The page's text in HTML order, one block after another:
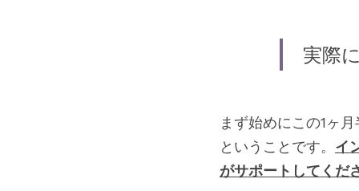
実際
まず始めにこの1ヶ
ということです。 イ
がサポートしてくだ